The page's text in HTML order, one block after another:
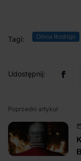
Tagi: Olivia Rodrigo
Udostępnij:
Poprzedni artykuł